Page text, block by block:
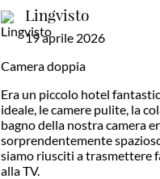
Lingvisto
19 aprile 2026
Camera doppia
Era un piccolo hotel
ideale, le camere pulite, la
bagno della nostra camera
sorprendentemente
siamo riusciti a trasmettere
alla TV.